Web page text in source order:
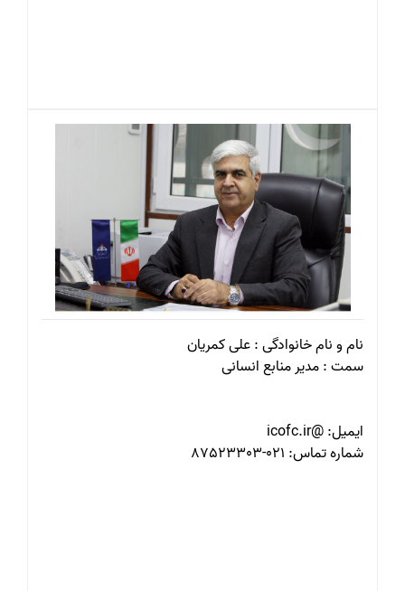
نام و نام خانوادگی : علی کمریان
سمت : مدیر منابع انسانی
ایمیل: @icofc.ir
شماره تماس: 021-87523303